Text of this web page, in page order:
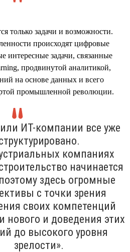
только задачи и возможности.
происходят цифровые
интересные задачи, связанные
продвинутой аналитикой,
на основе данных и всего
промышленной революции.
ИТ-компании все уже
компаниях
начинается
здесь огромные
с точки зрения
своих компетенций
нового и доведения этих
до высокого уровня
зрелости».